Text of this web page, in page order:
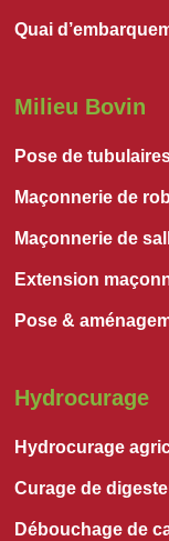
Quai
Milieu Bovin
Pose de
Maçonnerie de
Maçonnerie de
Extension
Pose &
Hydrocurage
Hydrocurage
Curage de
Débouchage de